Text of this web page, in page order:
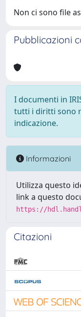
Non ci sono file
Pubblicazioni
I documenti in
tutti i diritti sono
indicazione.
Informazioni
Utilizza questo
link a questo
https://
Citazioni